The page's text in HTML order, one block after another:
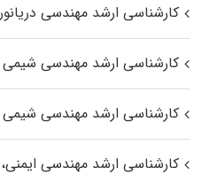
کارشناسی ارشد مهندسی
کارشناسی ارشد مهندسی شیمی
کارشناسی ارشد مهندسی شیمی
کارشناسی ارشد مهندسی